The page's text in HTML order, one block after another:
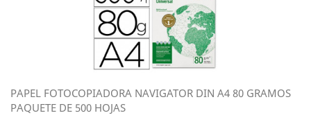
PAPEL FOTOCOPIADORA NAVIGATOR DIN A4 80 GRAMOS
PAQUETE DE 500 HOJAS